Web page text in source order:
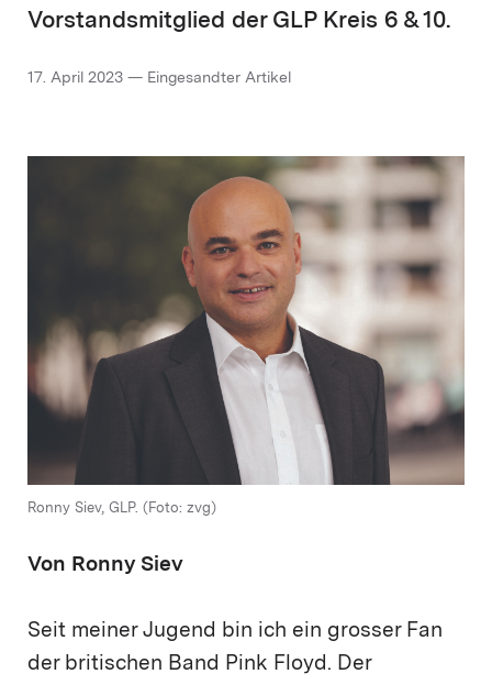
Vorstands­mitglied der GLP Kreis 6 & 10.
17. April 2023 — Eingesandter Artikel
Ronny Siev, GLP. (Foto: zvg)
Von Ronny Siev
Seit meiner Jugend bin ich ein grosser Fan
der britischen Band Pink Floyd. Der